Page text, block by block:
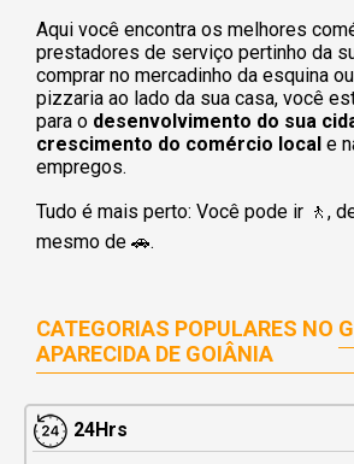
Aqui você encontra os melhores
prestadores de serviço pertinho da
comprar no mercadinho da esquina
pizzaria ao lado da sua casa, você
para o desenvolvimento do sua
crescimento do comércio local e
empregos.
Tudo é mais perto: Você pode ir 🚶‍,
mesmo de 🚗.
CATEGORIAS POPULARES NO
APARECIDA DE GOIÂNIA
24Hrs